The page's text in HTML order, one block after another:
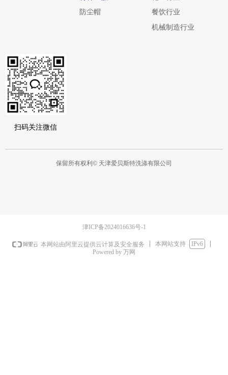
扫码关注微信
防尘帽
餐饮行业
机械制造行业
保留所有权利© 天津爱贝斯特洗涤有限公司
津ICP备2024016636号-1
本网站由阿里云提供云计算及安全服务 本网站支持
IPv6
Powered by 万网